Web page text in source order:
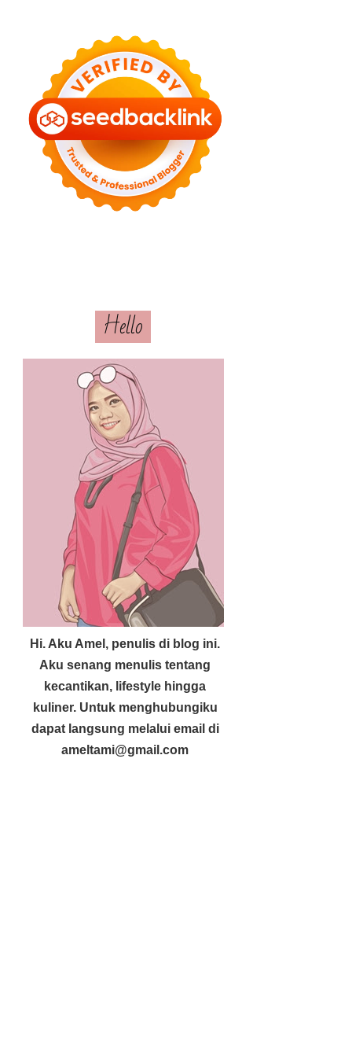
Hello
Hi. Aku Amel, penulis di blog ini.
Aku senang menulis tentang
kecantikan, lifestyle hingga
kuliner. Untuk menghubungiku
dapat langsung melalui email di
ameltami@gmail.com